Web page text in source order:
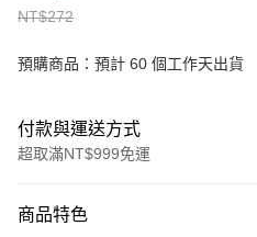
NT$272
預購商品：預計 60 個工作天出貨
付款與運送方式
超取滿NT$999免運
信用卡一次付款
商品特色